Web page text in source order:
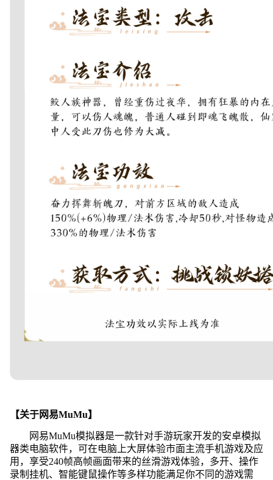
【关于网易MuMu】
网易MuMu模拟器是一款针对手游玩家开发的安卓模拟
器类电脑软件，可在电脑上大屏体验市面主流手机游戏及应
用，享受240帧高帧画面带来的丝滑游戏体验，多开、操作
录制挂机、智能键鼠操作等多样功能满足你不同的游戏需